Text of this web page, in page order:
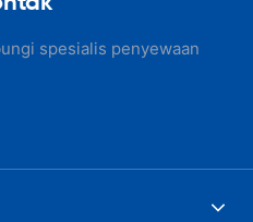
spesialis penyewaan